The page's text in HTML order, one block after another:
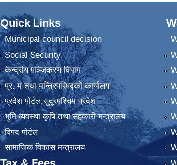
Quick Links
Municipal council decision
Social Security
केन्द्रीय पञ्जिकरण विभाग
प्र. म तथा मन्त्रिपरिषद्को कार्यालय
प्रदेश पाेर्टल,सुदूरपश्चिम प्रदेश
भुमि व्यवस्था कृषि तथा सहकारी मन्त्रालय
विपद पोर्टल
सामाजिक विकास मन्त्रालय